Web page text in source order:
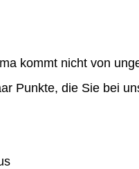
kommt nicht von
Punkte, die Sie bei